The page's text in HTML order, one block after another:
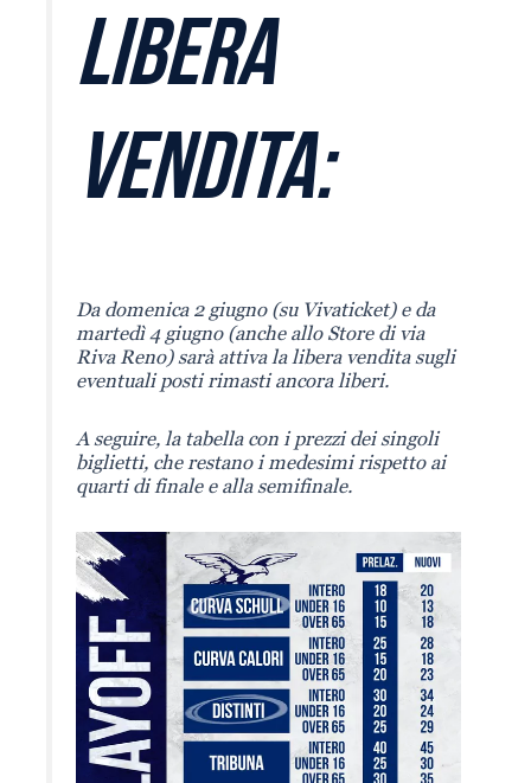
LIBERA
VENDITA:
Da domenica 2 giugno (su Vivaticket) e da
martedì 4 giugno (anche allo Store di via
Riva Reno) sarà attiva la libera vendita sugli
eventuali posti rimasti ancora liberi.
A seguire, la tabella con i prezzi dei singoli
biglietti, che restano i medesimi rispetto ai
quarti di finale e alla semifinale.